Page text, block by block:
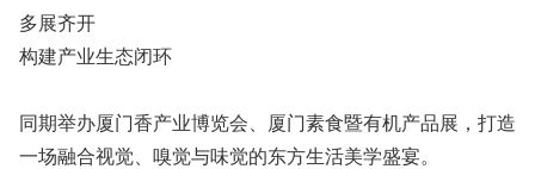
多展齐开
构建产业生态闭环
同期举办厦门香产业博览会、厦门素食暨有机产品展，打造
一场融合视觉、嗅觉与味觉的东方生活美学盛宴。